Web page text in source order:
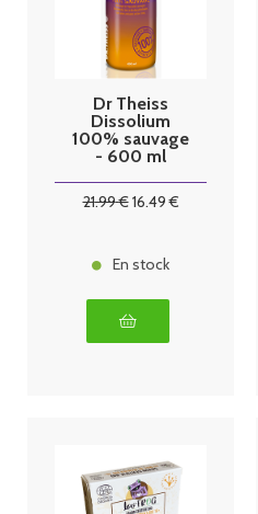
Dr Theiss
Dissolium
100% sauvage
- 600 ml
21.99€16.49€
En stock